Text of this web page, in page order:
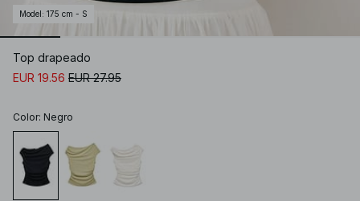
Model : 175 cm - S
Top drapeado
EUR 19.56 EUR 27.95
Color: Negro